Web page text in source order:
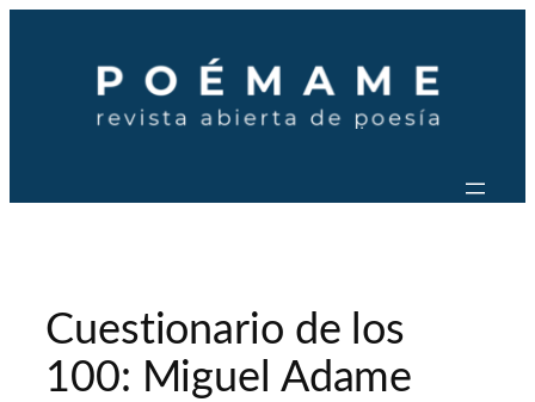
contenido
Cuestionario de los
100: Miguel Adame